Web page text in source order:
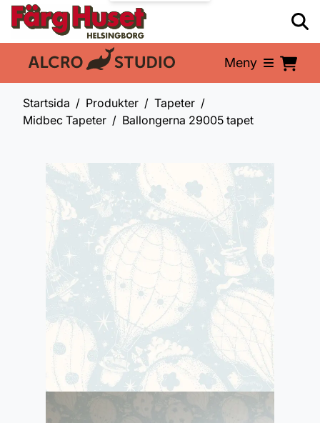
En del av: Meny
Startsida Produkter
Tapeter
Midbec Tapeter
Ballongerna 29005 tapet